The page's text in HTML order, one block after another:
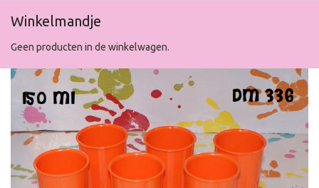
Winkelmandje
Geen producten in de winkelwagen.